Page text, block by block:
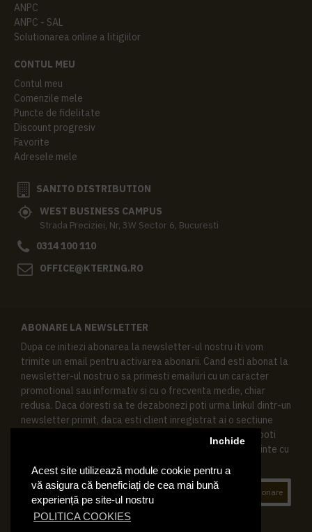
Acest site utilizează module cookie pentru a
vă asigura că beneficiați de cea mai bună
experiență pe site-ul nostru
POLITICA COOKIES
Inchide
ANPC
ANPC - SAL
Solutionarea online a litigiilor
CONTUL MEU
Contul meu
Comenzile mele
Puncte de fidelitate
Discount progresiv
Favorite
Adresele mele
SANITO DISTRIBUTION
WEST BUSINESS CAMPUS
Strada Preciziei, Nr, 3W Sector 6, Bucuresti
0314 100 110
OFFICE@KTERING.RO
ABONARE LA NEWSLETTER
Dupa ce initiezi abonarea la newsletter-ul nostru iti vom
trimite un email pentru activarea abonarii. Cand esti abonat la
newsletter-ul nostru o sa primesti emailuri cu un caracter
promotional sau informativ si cu o frecventa medie, chiar
redusa. Daca doresti sa te dezabonezi poti urma linkul dintr-un
newsletter primit, daca esti client inregistrat ai o sectiune
speciala in contul tau in acest scop, si de asemenea ne poti
contacta oricand pe email pentru orice intrebari sau cerinte cu
Abonare